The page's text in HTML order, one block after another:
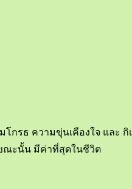
รธ ความขุ่นเคืองใจ และ
ณะนั้น มีค่าที่สุดในชีวิต